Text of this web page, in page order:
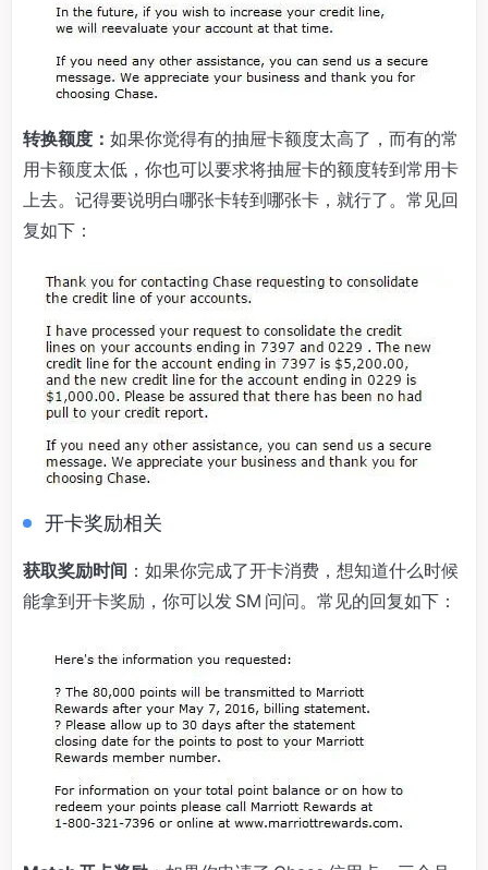
转换额度： 如果你觉得有的抽屉卡额度太高了，而有的常
用卡额度太低，你也可以要求将抽屉卡的额度转到常用卡
上去。记得要说明白哪张卡转到哪张卡，就行了。常见回
复如下：
开卡奖励相关
获取奖励时间 ：如果你完成了开卡消费，想知道什么时候
能拿到开卡奖励，你可以发 SM 问问。常见的回复如下：